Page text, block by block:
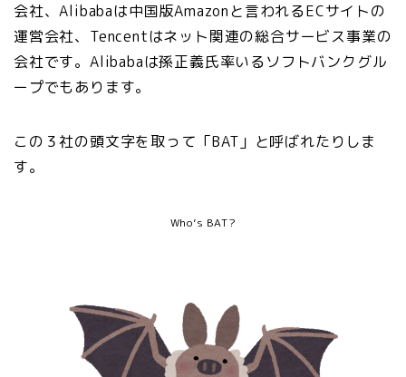
会社、Alibabaは中国版Amazonと言われるECサイトの
運営会社、Tencentはネット関連の総合サービス事業の
会社です。Alibabaは孫正義氏率いるソフトバンクグル
ープでもあります。
この３社の頭文字を取って「BAT」と呼ばれたりしま
す。
Who’s BAT?